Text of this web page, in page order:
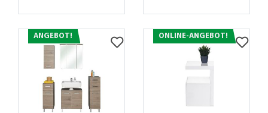
ANGEBOT! ONLINE-ANGEBOT!